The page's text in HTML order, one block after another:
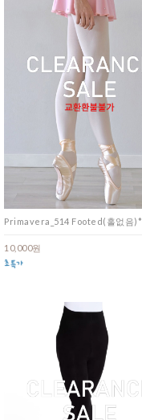
Primavera_514 Footed(홀없음)*
10,000원